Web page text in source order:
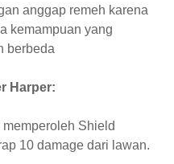
anggap remeh karena
kemampuan yang
berbeda
Harper:
memperoleh Shield
10 damage dari lawan.